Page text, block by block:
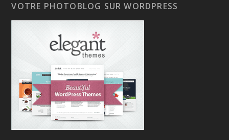
VOTRE PHOTOBLOG SUR WORDPRESS